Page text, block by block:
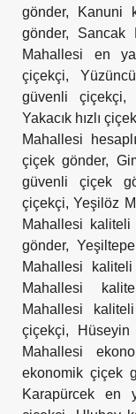
gönder, Kanuni
gönder, Sancak
Mahallesi en
çiçekçi,
güvenli çiçekçi,
Yakacık hızlı
Mahallesi
çiçek gönder,
güvenli çiçek
çiçekçi,Yeşilöz
Mahallesi kaliteli
gönder,
Mahallesi
Mahallesi
Mahallesi
çiçekçi,
Mahallesi
ekonomik çiçek
Karapürcek en